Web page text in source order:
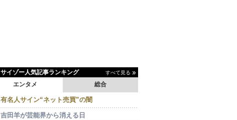
サイゾー人気記事ランキング すべて見る
エンタメ 総合
有名人サイン“ネット売買”の闇
吉田羊が芸能界から消える日